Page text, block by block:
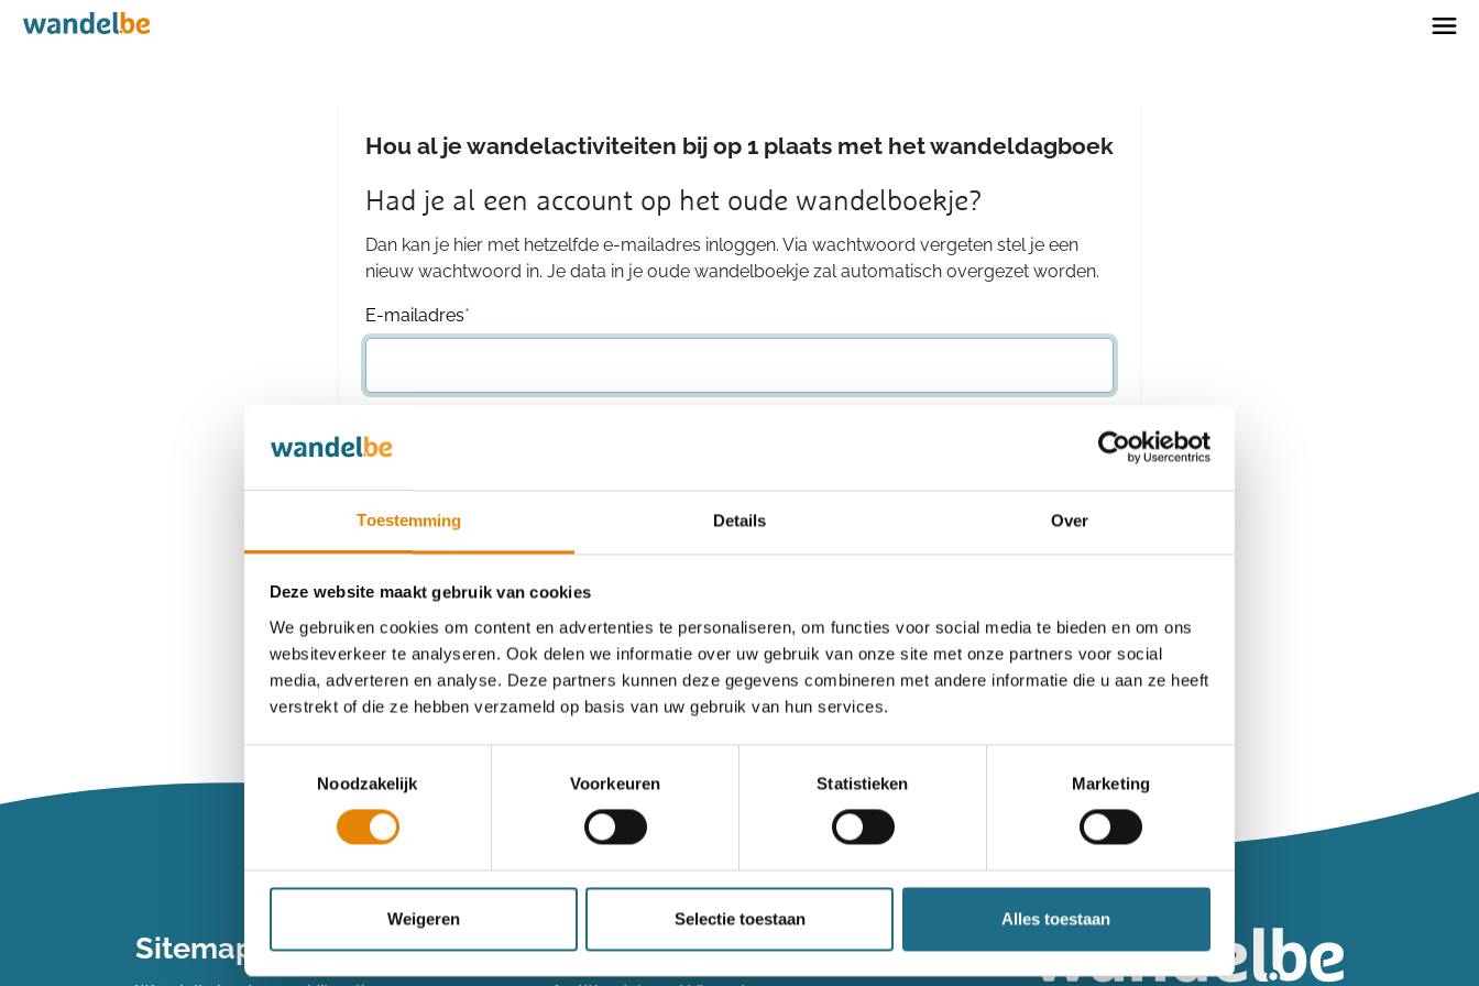
Toestemming Details Over
Deze website maakt gebruik van cookies
We gebruiken cookies om content en advertenties te personaliseren, om functies voor social media te bieden en om ons
websiteverkeer te analyseren. Ook delen we informatie over uw gebruik van onze site met onze partners voor social
media, adverteren en analyse. Deze partners kunnen deze gegevens combineren met andere informatie die u aan ze heeft
verstrekt of die ze hebben verzameld op basis van uw gebruik van hun services.
Noodzakelijk
Voorkeuren Statistieken Marketing
Weigeren Selectie toestaan Alles toestaan
Home
Hou al je wandelactiviteiten bij op 1 plaats met het wandeldagboek
Had je al een account op het oude wandelboekje?
Dan kan je hier met hetzelfde e-mailadres inloggen. Via wachtwoord vergeten stel je een
nieuw wachtwoord in. Je data in je oude wandelboekje zal automatisch overgezet worden.
E-mailadres*
Heb je nog geen account?
Maak een nieuw account aan
Vind je je weg niet goed in het wandeldagboek? Raadpleeg dan hier de handleiding.
Sitemap Contact